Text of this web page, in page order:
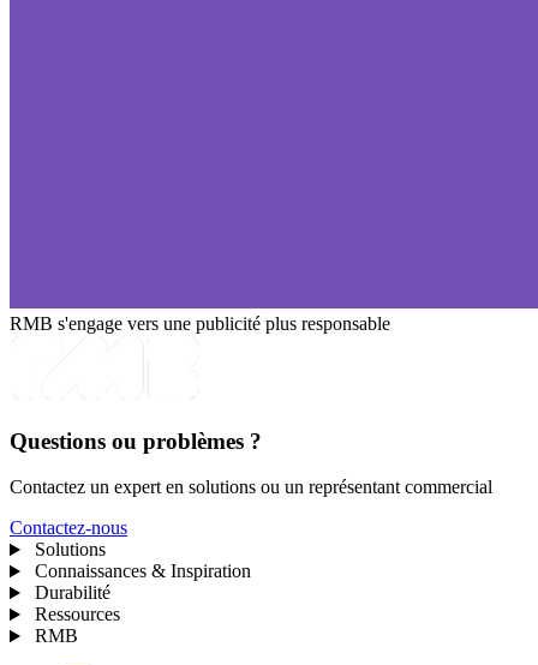
RMB s'engage vers une publicité plus responsable
Questions ou problèmes ?
Contactez un expert en solutions ou un représentant commercial
Contactez-nous
Solutions
Connaissances & Inspiration
Durabilité
Ressources
RMB